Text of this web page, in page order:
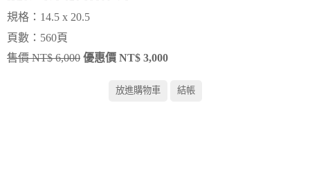
規格：14.5 x 20.5
頁數：560頁
售價 NT$ 6,000 優惠價 NT$ 3,000